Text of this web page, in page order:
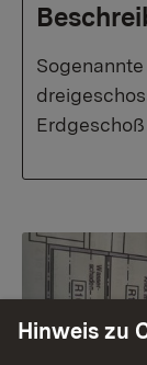
Show larger
Hinweis zu